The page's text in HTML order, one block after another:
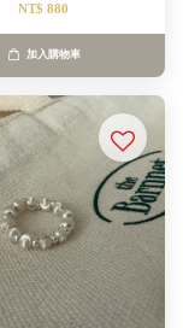
NT$ 880
加入購物車